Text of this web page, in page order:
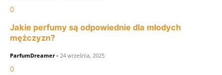
0
Jakie perfumy są odpowiednie dla młodych
mężczyzn?
ParfumDreamer - 24 września, 2025
0